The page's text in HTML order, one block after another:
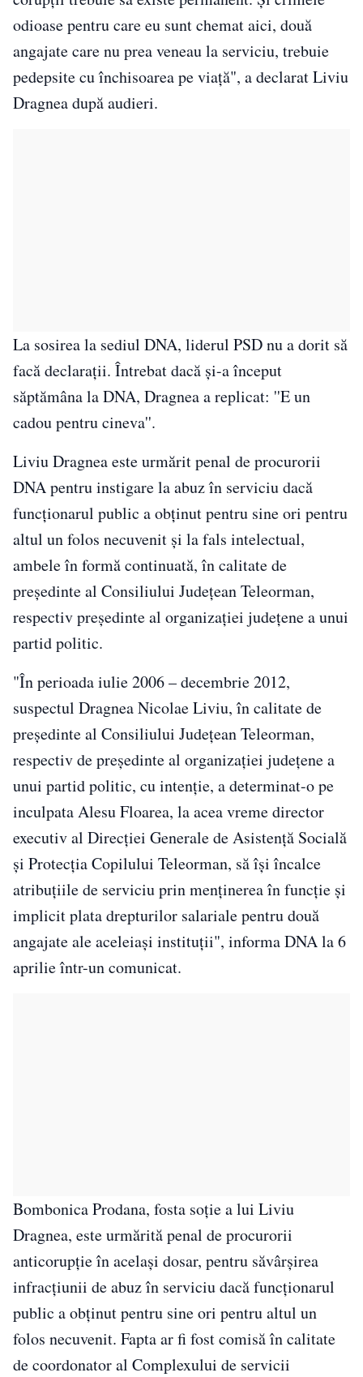
odioase pentru care eu sunt chemat aici, două
angajate care nu prea veneau la serviciu, trebuie
pedepsite cu închisoarea pe viaţă", a declarat Liviu
Dragnea după audieri.
La sosirea la sediul DNA, liderul PSD nu a dorit să
facă declaraţii. Întrebat dacă şi-a început
săptămâna la DNA, Dragnea a replicat: ''E un
cadou pentru cineva''.
Liviu Dragnea este urmărit penal de procurorii
DNA pentru instigare la abuz în serviciu dacă
funcţionarul public a obţinut pentru sine ori pentru
altul un folos necuvenit şi la fals intelectual,
ambele în formă continuată, în calitate de
preşedinte al Consiliului Judeţean Teleorman,
respectiv preşedinte al organizaţiei judeţene a unui
partid politic.
"În perioada iulie 2006 – decembrie 2012,
suspectul Dragnea Nicolae Liviu, în calitate de
preşedinte al Consiliului Judeţean Teleorman,
respectiv de preşedinte al organizaţiei judeţene a
unui partid politic, cu intenţie, a determinat-o pe
inculpata Alesu Floarea, la acea vreme director
executiv al Direcţiei Generale de Asistenţă Socială
şi Protecţia Copilului Teleorman, să îşi încalce
atribuţiile de serviciu prin menţinerea în funcţie şi
implicit plata drepturilor salariale pentru două
angajate ale aceleiaşi instituţii", informa DNA la 6
aprilie într-un comunicat.
Bombonica Prodana, fosta soţie a lui Liviu
Dragnea, este urmărită penal de procurorii
anticorupţie în acelaşi dosar, pentru săvârşirea
infracţiunii de abuz în serviciu dacă funcţionarul
public a obţinut pentru sine ori pentru altul un
folos necuvenit. Fapta ar fi fost comisă în calitate
de coordonator al Complexului de servicii